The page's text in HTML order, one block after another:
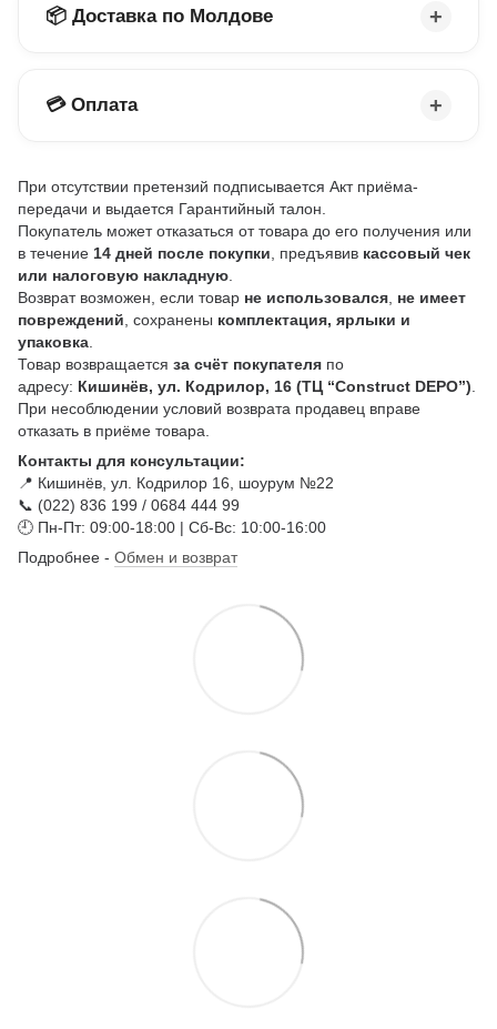
📦 Доставка по Молдове
💳 Оплата
При отсутствии претензий подписывается Акт приёма-
передачи и выдается Гарантийный талон.
Покупатель может отказаться от товара до его получения или
в течение 14 дней после покупки , предъявив кассовый чек
или налоговую накладную
Возврат возможен, если товар не использовался не имеет
повреждений , сохранены комплектация, ярлыки и
упаковка
Товар возвращается за счёт покупателя по
адресу: Кишинёв, ул. Кодрилор, 16 (ТЦ “Construct DEPO”)
При несоблюдении условий возврата продавец вправе
отказать в приёме товара.
Контакты для консультации:
📍 Кишинёв, ул. Кодрилор 16, шоурум №22
📞 (022) 836 199 / 0684 444 99
🕘 Пн-Пт: 09:00-18:00 | Сб-Вс: 10:00-16:00
Подробнее - Обмен и возврат